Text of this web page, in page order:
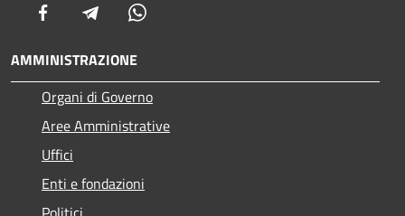
Facebook Telegram
AMMINISTRAZIONE
Organi di Governo
Aree Amministrative
Uffici
Enti e fondazioni